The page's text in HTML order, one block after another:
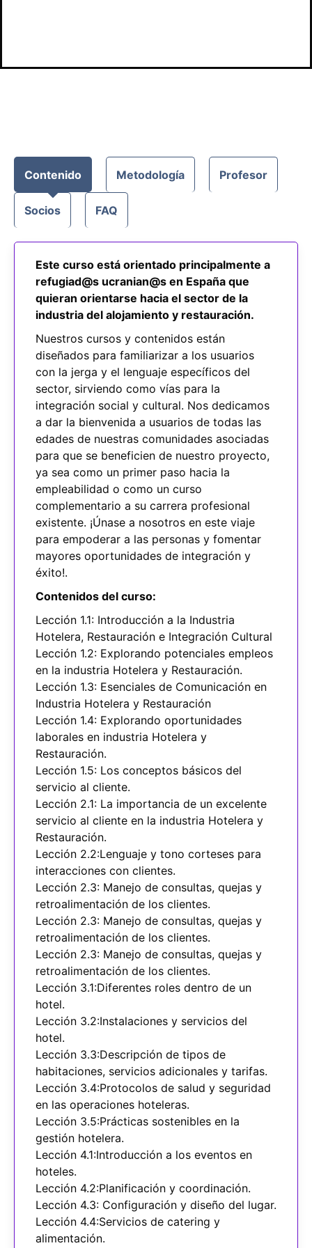
Contenido Metodología Profesor
Socios FAQ
Este curso está orientado principalmente a
refugiad@s ucranian@s en España que
quieran orientarse hacia el sector de la
industria del alojamiento y restauración.
Nuestros cursos y contenidos están
diseñados para familiarizar a los usuarios
con la jerga y el lenguaje específicos del
sector, sirviendo como vías para la
integración social y cultural. Nos dedicamos
a dar la bienvenida a usuarios de todas las
edades de nuestras comunidades asociadas
para que se beneficien de nuestro proyecto,
ya sea como un primer paso hacia la
empleabilidad o como un curso
complementario a su carrera profesional
existente. ¡Únase a nosotros en este viaje
para empoderar a las personas y fomentar
mayores oportunidades de integración y
éxito!.
Contenidos del curso:
Lección 1.1: Introducción a la Industria
Hotelera, Restauración e Integración Cultural
Lección 1.2: Explorando potenciales empleos
en la industria Hotelera y Restauración.
Lección 1.3: Esenciales de Comunicación en
Industria Hotelera y Restauración
Lección 1.4: Explorando oportunidades
laborales en industria Hotelera y
Restauración.
Lección 1.5: Los conceptos básicos del
servicio al cliente.
Lección 2.1: La importancia de un excelente
servicio al cliente en la industria Hotelera y
Restauración.
Lección 2.2:Lenguaje y tono corteses para
interacciones con clientes.
Lección 2.3: Manejo de consultas, quejas y
retroalimentación de los clientes.
Lección 2.3: Manejo de consultas, quejas y
retroalimentación de los clientes.
Lección 2.3: Manejo de consultas, quejas y
retroalimentación de los clientes.
Lección 3.1:Diferentes roles dentro de un
hotel.
Lección 3.2:Instalaciones y servicios del
hotel.
Lección 3.3:Descripción de tipos de
habitaciones, servicios adicionales y tarifas.
Lección 3.4:Protocolos de salud y seguridad
en las operaciones hoteleras.
Lección 3.5:Prácticas sostenibles en la
gestión hotelera.
Lección 4.1:Introducción a los eventos en
hoteles.
Lección 4.2:Planificación y coordinación.
Lección 4.3: Configuración y diseño del lugar.
Lección 4.4:Servicios de catering y
alimentación.